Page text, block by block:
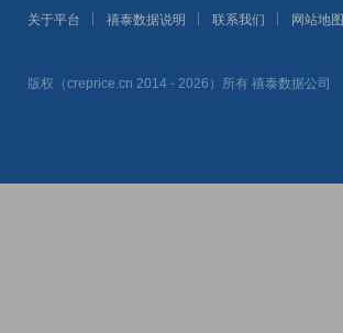
关于平台 禧泰数据说明 联系我们 网站地图
版权（creprice.cn 2014 - 2026）所有 禧泰数据公司